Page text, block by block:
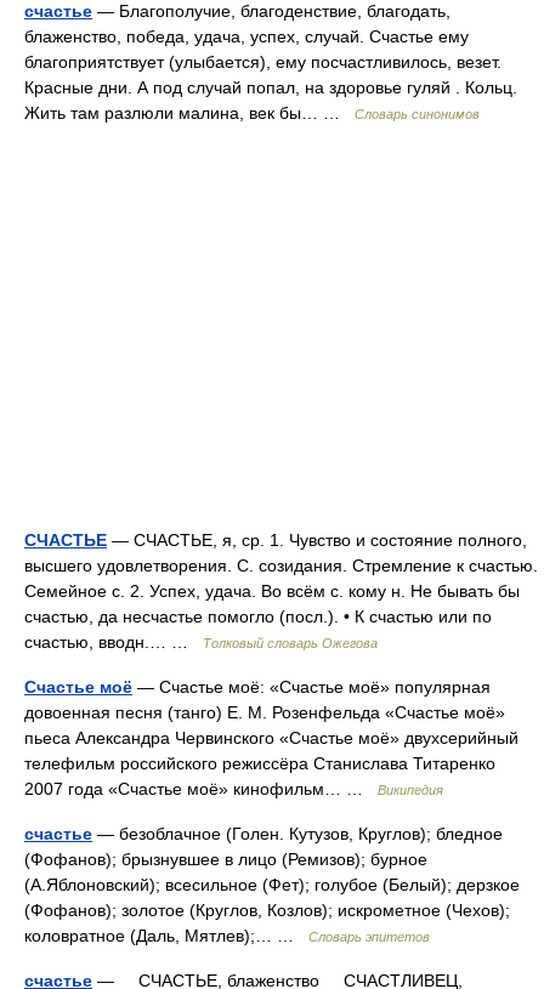
счастье — Благополучие, благоденствие, благодать,
блаженство, победа, удача, успех, случай. Счастье ему
благоприятствует (улыбается), ему посчастливилось, везет.
Красные дни. А под случай попал, на здоровье гуляй . Кольц.
Жить там разлюли малина, век бы… …
Словарь синонимов
СЧАСТЬЕ — СЧАСТЬЕ, я, ср. 1. Чувство и состояние полного,
высшего удовлетворения. С. созидания. Стремление к счастью.
Семейное с. 2. Успех, удача. Во всём с. кому н. Не бывать бы
счастью, да несчастье помогло (посл.). • К счастью или по
счастью, вводн.… …
Толковый словарь Ожегова
Счастье моё — Счастье моё: «Счастье моё» популярная
довоенная песня (танго) Е. М. Розенфельда «Счастье моё»
пьеса Александра Червинского «Счастье моё» двухсерийный
телефильм российского режиссёра Станислава Титаренко
2007 года «Счастье моё» кинофильм… …
Википедия
счастье — безоблачное (Голен. Кутузов, Круглов); бледное
(Фофанов); брызнувшее в лицо (Ремизов); бурное
(А.Яблоновский); всесильное (Фет); голубое (Белый); дерзкое
(Фофанов); золотое (Круглов, Козлов); искрометное (Чехов);
коловратное (Даль, Мятлев);… …
Словарь эпитетов
счастье — СЧАСТЬЕ, блаженство СЧАСТЛИВЕЦ,